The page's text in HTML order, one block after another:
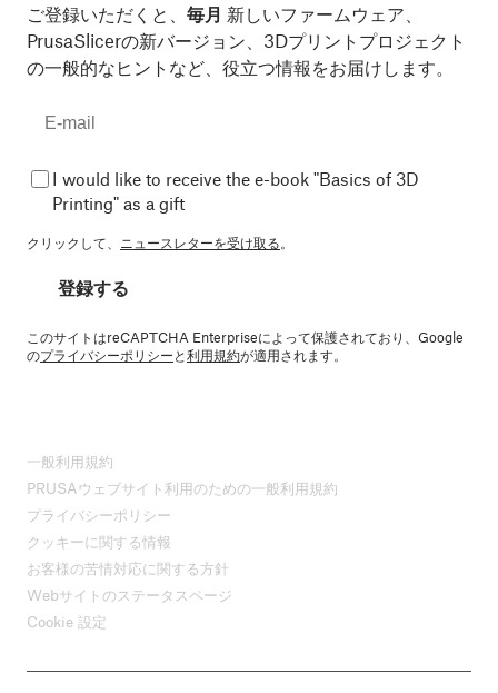
ご登録いただくと、 毎月 新しいファームウェア、
PrusaSlicerの新バージョン、3Dプリントプロジェクト
の一般的なヒントなど、役立つ情報をお届けします。
I would like to receive the e-book "Basics of 3D
Printing" as a gift
クリックして、 ニュースレターを受け取る。
登録する
このサイトはreCAPTCHA Enterpriseによって保護されており、Google
のプライバシーポリシーと利用規約が適用されます。
一般利用規約
PRUSAウェブサイト利用のための一般利用規約
プライバシーポリシー
クッキーに関する情報
お客様の苦情対応に関する方針
Webサイトのステータスページ
Cookie 設定